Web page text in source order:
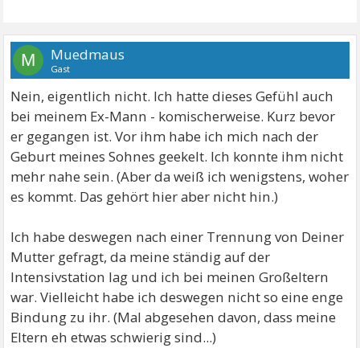
M Muedmaus
Gast
Nein, eigentlich nicht. Ich hatte dieses Gefühl auch
bei meinem Ex-Mann - komischerweise. Kurz bevor
er gegangen ist. Vor ihm habe ich mich nach der
Geburt meines Sohnes geekelt. Ich konnte ihm nicht
mehr nahe sein. (Aber da weiß ich wenigstens, woher
es kommt. Das gehört hier aber nicht hin.)
Ich habe deswegen nach einer Trennung von Deiner
Mutter gefragt, da meine ständig auf der
Intensivstation lag und ich bei meinen Großeltern
war. Vielleicht habe ich deswegen nicht so eine enge
Bindung zu ihr. (Mal abgesehen davon, dass meine
Eltern eh etwas schwierig sind...)